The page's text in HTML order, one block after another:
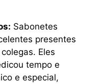
Sabonetes
presentes
Eles
tempo e
e especial,